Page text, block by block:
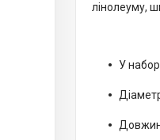
лінолеуму,
У